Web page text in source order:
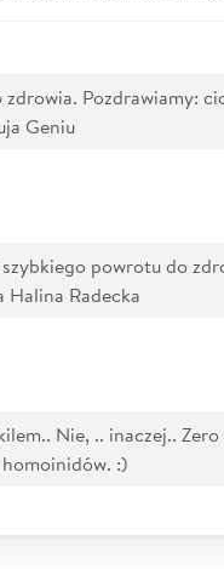
Pozdrawiamy:
Geniu
powrotu do
Halina Radecka
Nie, .. inaczej..
:)